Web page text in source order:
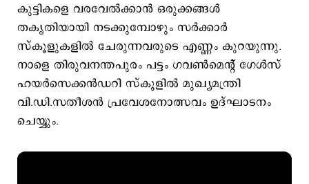
കുട്ടികളെ വരവേല്‍ക്കാന്‍ ഒരുക്കങ്ങള്‍
തകൃതിയായി നടക്കുമ്പോഴും സര്‍ക്കാര്‍
സ്കൂളുകളില്‍ ചേരുന്നവരുടെ എണ്ണം കുറയുന്നു.
നാളെ തിരുവനന്തപുരം പട്ടം ഗവണ്‍മെന്റ് ഗേള്‍സ്
ഹയര്‍സെക്കന്‍ഡറി സ്കൂളില്‍ മുഖ്യമന്ത്രി
വി.ഡി.സതീശന്‍ പ്രവേശനോത്സവം ഉദ്ഘാടന‌ം
ചെയ്യും.